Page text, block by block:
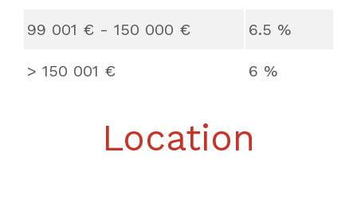
99 001 € - 150 000 € 6.5 %
> 150 001 € 6 %
Location